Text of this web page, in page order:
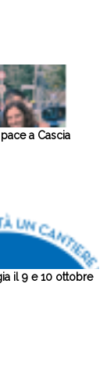
a Cascia
il 9 e 10 ottobre